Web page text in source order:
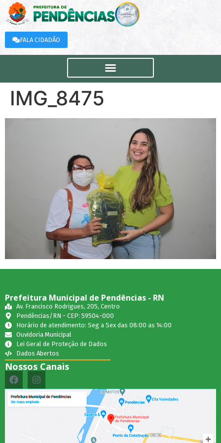
FALA CIDADÃO
IMG_8475
Prefeitura Municipal de Pendências - RN
Av. Francisco Rodrigues, 205, Centro
Pendências/RN - CEP: 59504-000
Horário de atendimento: Seg a Sex das 08:00 as 14:00
Ouvidoria Municipal
Lei Geral de Proteção de Dados
Dados Abertos
Nossos Canais